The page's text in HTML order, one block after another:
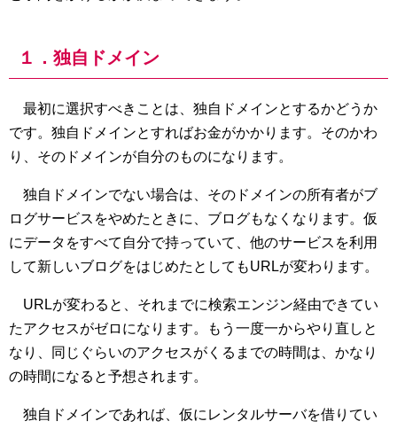
１．独自ドメイン
最初に選択すべきことは、独自ドメインとするかどうか
です。独自ドメインとすればお金がかかります。そのかわ
り、そのドメインが自分のものになります。
独自ドメインでない場合は、そのドメインの所有者がブ
ログサービスをやめたときに、ブログもなくなります。仮
にデータをすべて自分で持っていて、他のサービスを利用
して新しいブログをはじめたとしてもURLが変わります。
URLが変わると、それまでに検索エンジン経由できてい
たアクセスがゼロになります。もう一度一からやり直しと
なり、同じぐらいのアクセスがくるまでの時間は、かなり
の時間になると予想されます。
独自ドメインであれば、仮にレンタルサーバを借りてい